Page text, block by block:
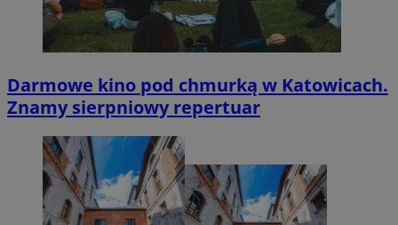
Darmowe kino pod chmurką w Katowicach.
Znamy sierpniowy repertuar